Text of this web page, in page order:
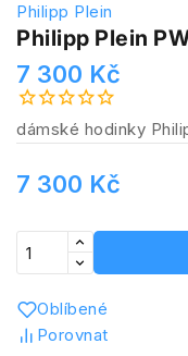
Philipp Plein
Philipp Plein
7 300 Kč
dámské hodinky
7 300 Kč
Oblíbené
Porovnat